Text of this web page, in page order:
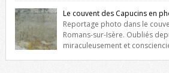
fenêtres jumelles à meneaux. Entre ces deux
niche qui contient une statue de la Vierge. […]
Le couvent des Capucins en
Reportage photo dans le
Romans-sur-Isère. Oubliés
miraculeusement et